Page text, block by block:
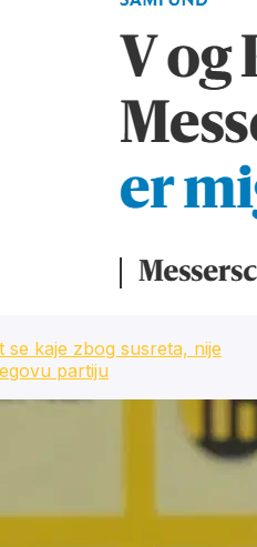
se kaje zbog susreta, nije
partiju